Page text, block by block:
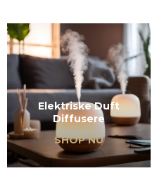
Elektriske Duft
Diffusere
SHOP NU